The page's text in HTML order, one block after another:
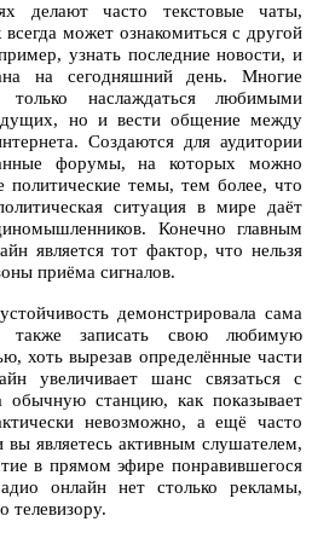
делают часто текстовые чаты,
может ознакомиться с другой
узнать последние новости, и
на сегодняшний день. Многие
наслаждаться любимыми
но и вести общение между
Создаются для аудитории
форумы, на которых можно
политические темы, тем более, что
ситуация в мире даёт
Конечно главным
является тот фактор, что нельзя
приёма сигналов.
демонстрировала сама
также записать свою любимую
хоть вырезав определённые части
увеличивает шанс связаться с
станцию, как показывает
невозможно, а ещё часто
вы являетесь активным слушателем,
в прямом эфире понравившегося
онлайн нет столько рекламы,
телевизору.